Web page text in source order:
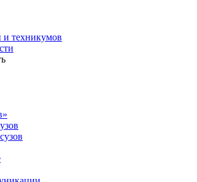
и техникумов